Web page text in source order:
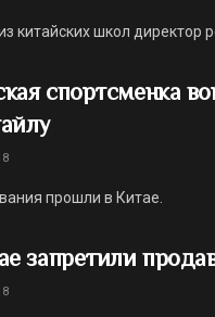
китайских школ директор
спортсменка
прошли в Китае.
запретили